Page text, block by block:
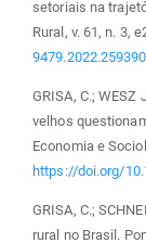
setoriais na
Rural, v. 61, n. 3,
GRISA, C.; WESZ
velhos
Economia e
https://doi.org/
GRISA, C.;
rural no Brasil.